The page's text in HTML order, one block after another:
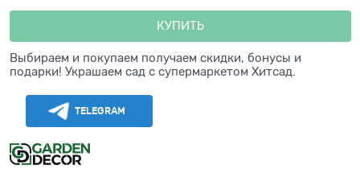
КУПИТЬ
Выбираем и покупаем получаем скидки, бонусы и
подарки! Украшаем сад с супермаркетом Хитсад.
TELEGRAM